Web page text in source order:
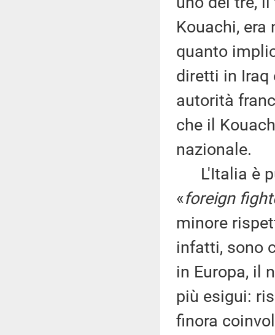
Kouachi,
quanto
diretti in Iraq
autorità
che il
nazionale.
L'Italia è
«foreign
minore
infatti, sono
in Europa, il
più esigui:
finora